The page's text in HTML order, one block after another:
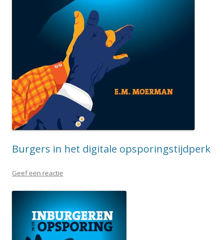
Burgers in het digitale opsporingstijdperk
Geef een reactie